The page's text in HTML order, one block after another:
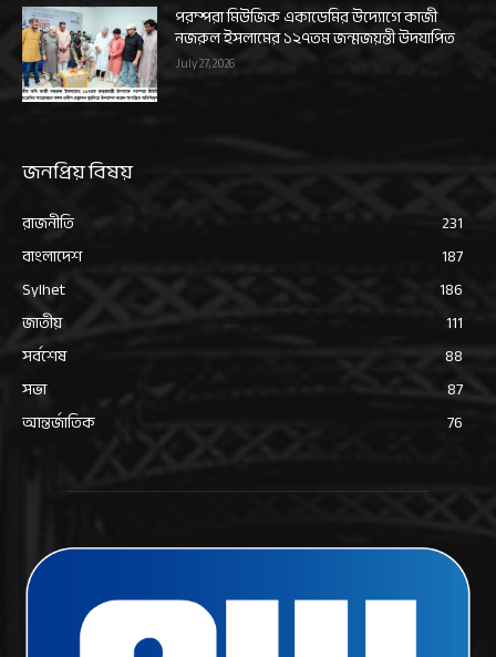
পরম্পরা মিউজিক একাডেমির উদ্যোগে কাজী
নজরুল ইসলামের ১২৭তম জন্মজয়ন্তী উদযাপিত
July 27, 2026
জনপ্রিয় বিষয়
রাজনীতি
231
বাংলাদেশ
187
Sylhet
186
জাতীয়
111
সর্বশেষ
88
সভা
87
আন্তর্জাতিক
76